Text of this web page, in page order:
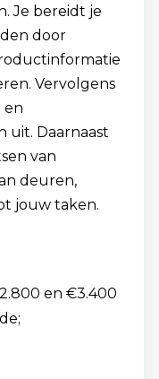
Je bereidt je
door
Vervolgens
en
uit. Daarnaast
van
deuren,
jouw taken.
en €3.400